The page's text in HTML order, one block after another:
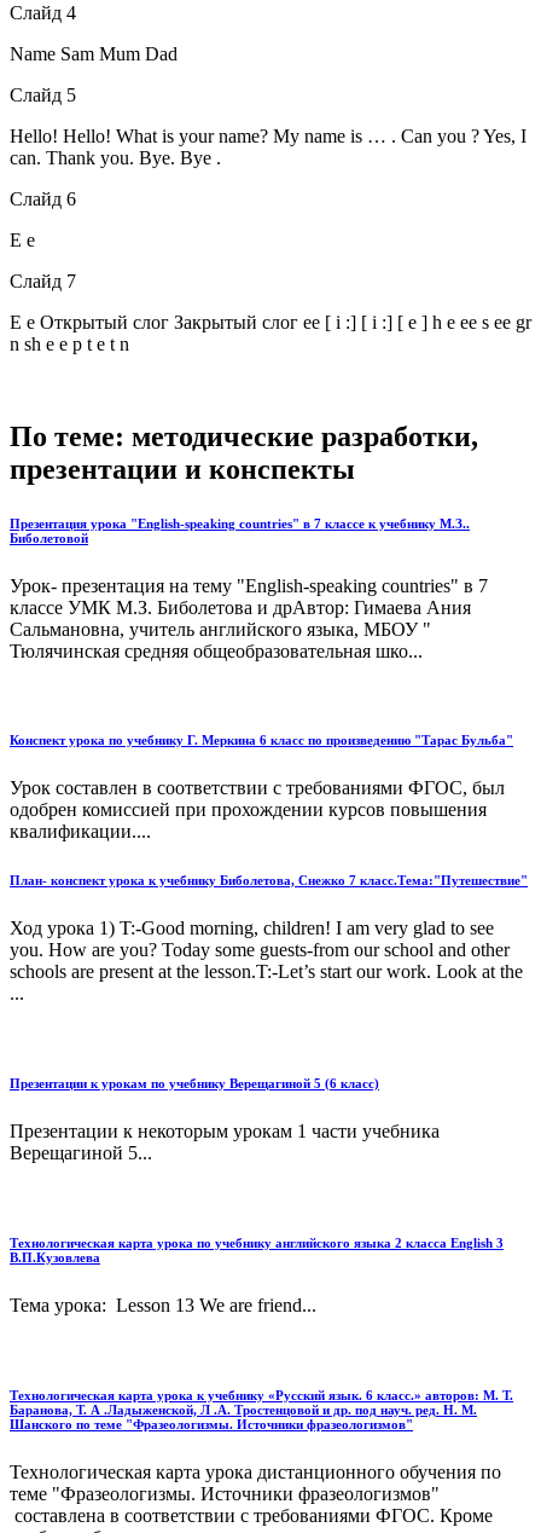
Слайд 4
Name Sam Mum Dad
Слайд 5
Hello! Hello! What is your name? My name is … . Can you ? Yes, I
can. Thank you. Bye. Bye .
Слайд 6
E e
Слайд 7
E e Открытый слог Закрытый слог ee [ i :] [ i :] [ e ] h e ee s ee gr
n sh e e p t e t n
По теме: методические разработки,
презентации и конспекты
Презентация урока "English-speaking countries" в 7 классе к учебнику М.З..
Биболетовой
Урок- презентация на тему "English-speaking countries" в 7
классе УМК М.З. Биболетова и дрАвтор: Гимаева Ания
Сальмановна, учитель английского языка, МБОУ "
Тюлячинская средняя общеобразовательная шко...
Конспект урока по учебнику Г. Меркина 6 класс по произведению "Тарас Бульба"
Урок составлен в соответствии с требованиями ФГОС, был
одобрен комиссией при прохождении курсов повышения
квалификации....
План- конспект урока к учебнику Биболетова, Снежко 7 класс.Тема:"Путешествие"
Ход урока 1) T:-Good morning, children! I am very glad to see
you. How are you? Today some guests-from our school and other
schools are present at the lesson.T:-Let’s start our work. Look at the
...
Презентации к урокам по учебнику Верещагиной 5 (6 класс)
Презентации к некоторым урокам 1 части учебника
Верещагиной 5...
Технологическая карта урока по учебнику английского языка 2 класса English 3
В.П.Кузовлева
Тема урока: Lesson 13 We are friend...
Технологическая карта урока к учебнику «Русский язык. 6 класс.» авторов: М. Т.
Баранова, Т. А .Ладыженской, Л .А. Тростенцовой и др. под науч. ред. Н. М.
Шанского по теме "Фразеологизмы. Источники фразеологизмов"
Технологическая карта урока дистанционного обучения по
теме "Фразеологизмы. Источники фразеологизмов"
составлена в соответствии с требованиями ФГОС. Кроме